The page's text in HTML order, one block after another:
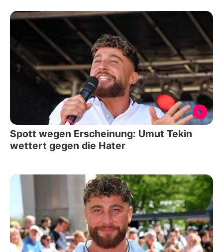
Spott wegen Erscheinung: Umut Tekin
wettert gegen die Hater